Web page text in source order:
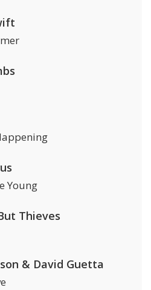
Young
Thieves
& David Guetta